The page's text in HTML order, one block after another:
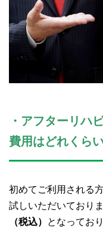
・アフターリハ
費用はどれくら
初めてご利用される
試しいただいており
（税込） となっており